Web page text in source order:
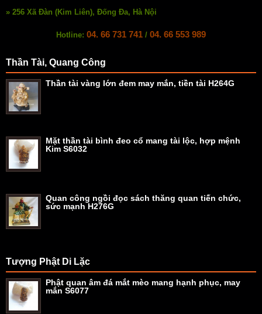
» 256 Xã Đàn (Kim Liên), Đống Đa, Hà Nội
Hotline: 04. 66 731 741 / 04. 66 553 989
Thần Tài, Quang Công
Thần tài vàng lớn đem may mắn, tiền tài H264G
Mặt thần tài bình đeo cổ mang tài lộc, hợp mệnh
Kim S6032
Quan công ngồi đọc sách thăng quan tiến chức,
sức mạnh H276G
Tượng Phật Di Lặc
Phật quan âm đá mắt mèo mang hạnh phục, may
mắn S6077